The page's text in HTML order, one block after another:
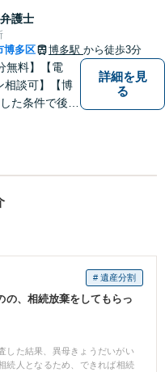
ご相談があり
お気軽にお
。
弁護士
博多区 博多駅 から徒歩3分
無料】【電
相談可】【博
た条件で後悔
をご提案いた
詳細を見
る
# 遺産分割
の、相続放棄をしてもらっ
した結果、異母きょうだいがい
続人となるため、できれば相続